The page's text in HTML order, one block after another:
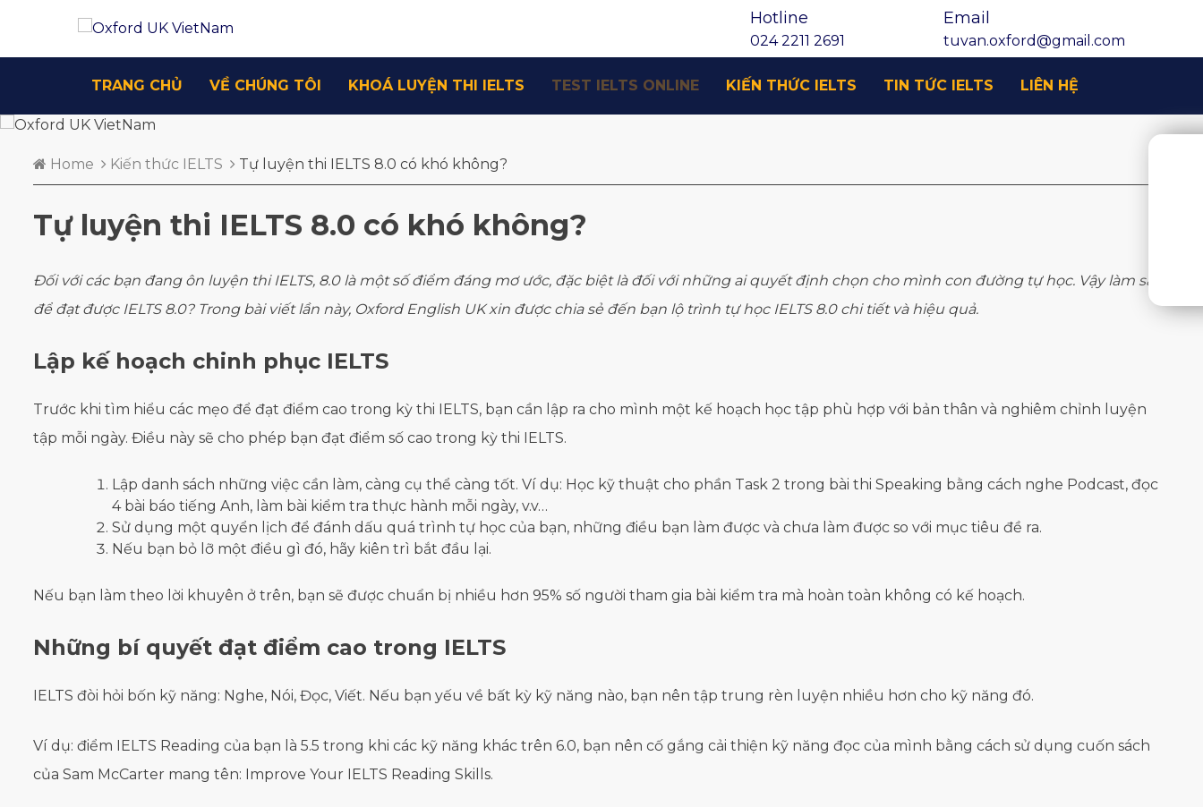
Hotline
024 2211 2691
Email
tuvan.oxford@gmail.com
TRANG CHỦ VỀ CHÚNG TÔI KHOÁ LUYỆN THI IELTS TEST IELTS ONLINE KIẾN THỨC IELTS TIN TỨC IELTS LIÊN HỆ
Home Kiến thức IELTS Tự luyện thi IELTS 8.0 có khó không?
Tự luyện thi IELTS 8.0 có khó không?
Đối với các bạn đang ôn luyện thi IELTS, 8.0 là một số điểm đáng mơ ước, đặc biệt là đối với những ai quyết định chọn cho mình con đường tự học. Vậy làm sao
để đạt được IELTS 8.0? Trong bài viết lần này, Oxford English UK xin được chia sẻ đến bạn lộ trình tự học IELTS 8.0 chi tiết và hiệu quả.
Lập kế hoạch chinh phục IELTS
Trước khi tìm hiểu các mẹo để đạt điểm cao trong kỳ thi IELTS, bạn cần lập ra cho mình một kế hoạch học tập phù hợp với bản thân và nghiêm chỉnh luyện
tập mỗi ngày. Điều này sẽ cho phép bạn đạt điểm số cao trong kỳ thi IELTS.
Lập danh sách những việc cần làm, càng cụ thể càng tốt. Ví dụ: Học kỹ thuật cho phần Task 2 trong bài thi Speaking bằng cách nghe Podcast, đọc
4 bài báo tiếng Anh, làm bài kiểm tra thực hành mỗi ngày, v.v…
Sử dụng một quyển lịch để đánh dấu quá trình tự học của bạn, những điều bạn làm được và chưa làm được so với mục tiêu đề ra.
Nếu bạn bỏ lỡ một điều gì đó, hãy kiên trì bắt đầu lại.
Nếu bạn làm theo lời khuyên ở trên, bạn sẽ được chuẩn bị nhiều hơn 95% số người tham gia bài kiểm tra mà hoàn toàn không có kế hoạch.
Những bí quyết đạt điểm cao trong IELTS
IELTS đòi hỏi bốn kỹ năng: Nghe, Nói, Đọc, Viết. Nếu bạn yếu về bất kỳ kỹ năng nào, bạn nên tập trung rèn luyện nhiều hơn cho kỹ năng đó.
Ví dụ: điểm IELTS Reading của bạn là 5.5 trong khi các kỹ năng khác trên 6.0, bạn nên cố gắng cải thiện kỹ năng đọc của mình bằng cách sử dụng cuốn sách
của Sam McCarter mang tên: Improve Your IELTS Reading Skills.